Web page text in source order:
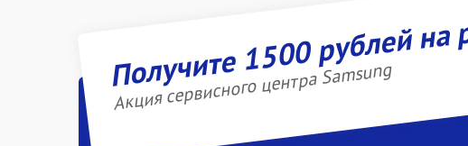
Получите 1500 рублей
Акция сервисного центра Samsung